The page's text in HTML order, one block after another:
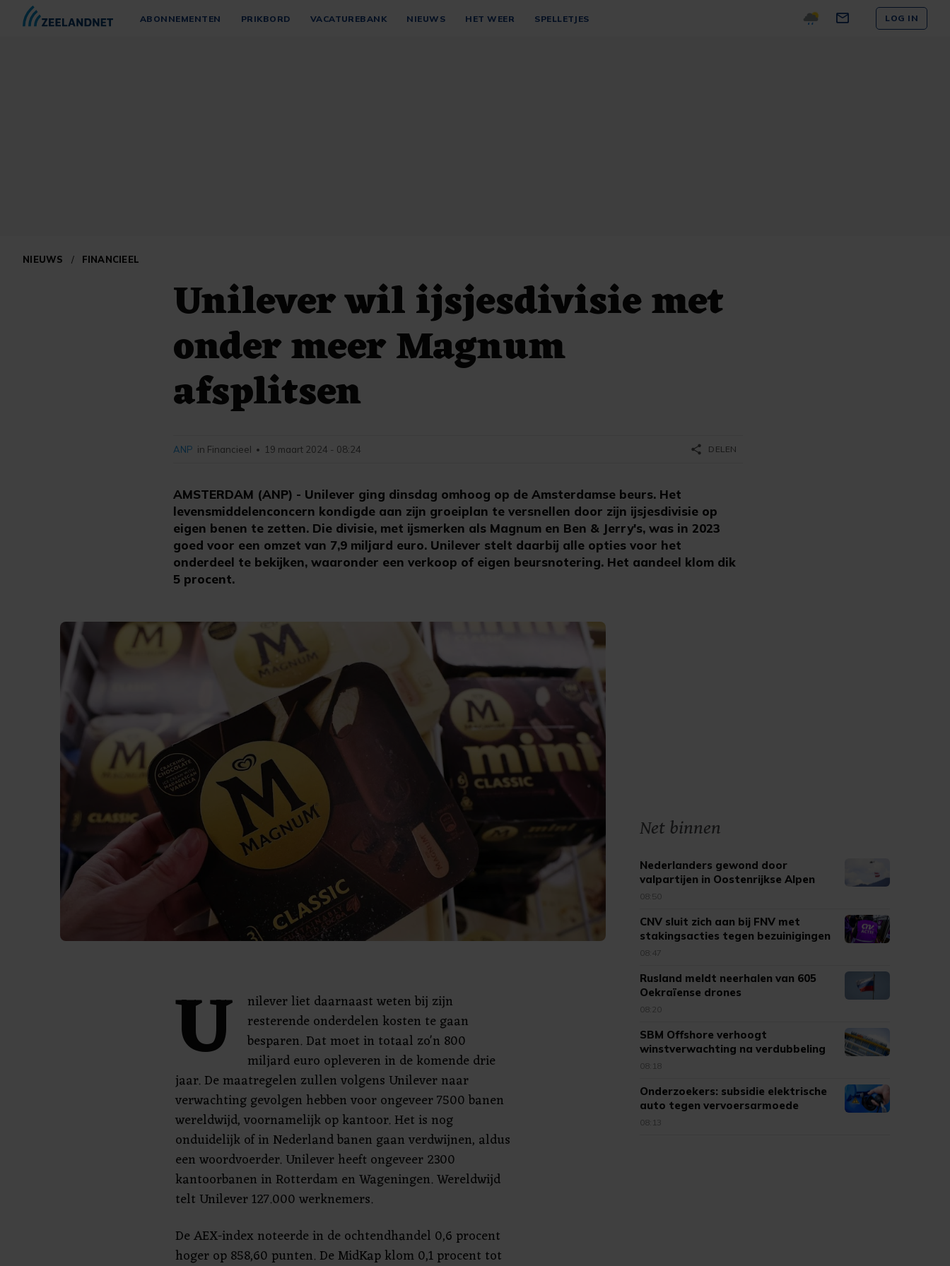
ABONNEMENTEN PRIKBORD VACATUREBANK NIEUWS HET WEER SPELLETJES LOG IN
NIEUWS / FINANCIEEL
Unilever wil ijsjesdivisie met
onder meer Magnum
afsplitsen
AMSTERDAM (ANP) - Unilever ging dinsdag omhoog op de Amsterdamse beurs. Het
levensmiddelenconcern kondigde aan zijn groeiplan te versnellen door zijn ijsjesdivisie op
eigen benen te zetten. Die divisie, met ijsmerken als Magnum en Ben & Jerry's, was in 2023
goed voor een omzet van 7,9 miljard euro. Unilever stelt daarbij alle opties voor het
onderdeel te bekijken, waaronder een verkoop of eigen beursnotering. Het aandeel klom dik
5 procent.
ANP in Financieel • 19 maart 2024 - 08:24 share DELEN
U
nilever liet daarnaast weten bij zijn
resterende onderdelen kosten te gaan
besparen. Dat moet in totaal zo'n 800
miljard euro opleveren in de komende drie
jaar. De maatregelen zullen volgens Unilever naar
verwachting gevolgen hebben voor ongeveer 7500 banen
wereldwijd, voornamelijk op kantoor. Het is nog
onduidelijk of in Nederland banen gaan verdwijnen, aldus
een woordvoerder. Unilever heeft ongeveer 2300
kantoorbanen in Rotterdam en Wageningen. Wereldwijd
telt Unilever 127.000 werknemers.
De AEX-index noteerde in de ochtendhandel 0,6 procent
hoger op 858,60 punten. De MidKap klom 0,1 procent tot
Net binnen
Nederlanders gewond door
valpartijen in Oostenrijkse Alpen
08:50
CNV sluit zich aan bij FNV met
stakingsacties tegen bezuinigingen
08:47
Rusland meldt neerhalen van 605
Oekraïense drones
08:20
SBM Offshore verhoogt
winstverwachting na verdubbeling
omzet
08:18
Onderzoekers: subsidie elektrische
auto tegen vervoersarmoede
08:13